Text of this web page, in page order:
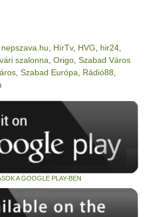
nepszava.hu HírTv, HVG hir24
szalonna Origo Szabad Város
Szabad Európa Rádió88
A GOOGLE PLAY-BEN